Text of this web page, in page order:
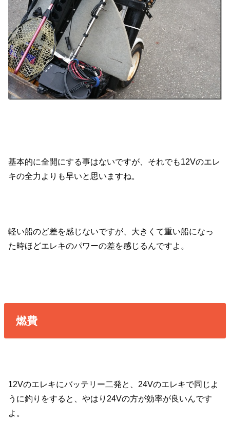
基本的に全開にする事はないですが、それでも12Vのエレ
キの全力よりも早いと思いますね。
軽い船のど差を感じないですが、大きくて重い船になっ
た時ほどエレキのパワーの差を感じるんですよ。
燃費
12Vのエレキにバッテリー二発と、24Vのエレキで同じよ
うに釣りをすると、やはり24Vの方が効率が良いんです
よ。